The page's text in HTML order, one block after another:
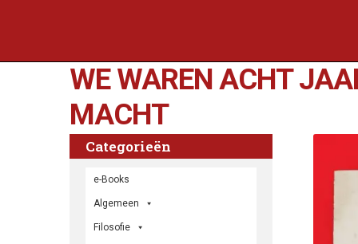
WE WAREN ACHT
MACHT
Categorieën
e-Books
Algemeen
Filosofie